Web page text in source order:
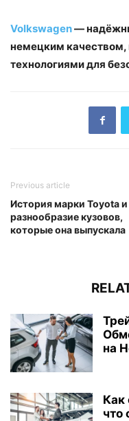
Volkswagen—
немецким
технологиями для
Previous article
История марки Toyota и
разнообразие кузовов,
которые она выпускала
на
Как
что